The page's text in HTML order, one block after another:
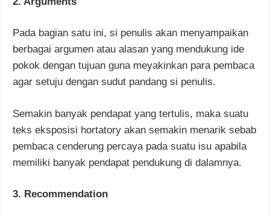
Pada bagian satu ini, si penulis akan menyampaikan
berbagai argumen atau alasan yang mendukung ide
pokok dengan tujuan guna meyakinkan para pembaca
agar setuju dengan sudut pandang si penulis.
Semakin banyak pendapat yang tertulis, maka suatu
teks eksposisi hortatory akan semakin menarik sebab
pembaca cenderung percaya pada suatu isu apabila
memiliki banyak pendapat pendukung di dalamnya.
3. Recommendation